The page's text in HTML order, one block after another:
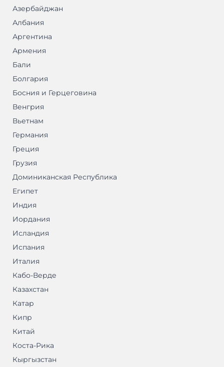
Азербайджан
Албания
Аргентина
Армения
Бали
Болгария
Босния и Герцеговина
Венгрия
Вьетнам
Германия
Греция
Грузия
Доминиканская Республика
Египет
Индия
Иордания
Исландия
Испания
Италия
Кабо-Верде
Казахстан
Катар
Кипр
Китай
Коста-Рика
Кыргызстан